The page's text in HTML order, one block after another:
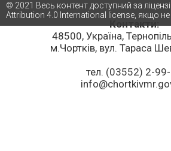
Контакти:
48500, Україна,
м.Чортків, вул. Тараса
тел. (03552) 2-
© 2021 Весь контент доступний за
Attribution 4.0 International license, якщо не